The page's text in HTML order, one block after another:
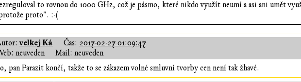
to rovnou do 1000 GHz, což je pásmo, které nikdo využít neumí a asi ani umět
proto". :-(
velkej Ká Čas: 2017-02-27 01:09:47
neuveden
Mail: neuveden
pan Parazit končí, takže to se zákazem volné smluvní tvorby cen není tak žhavé.